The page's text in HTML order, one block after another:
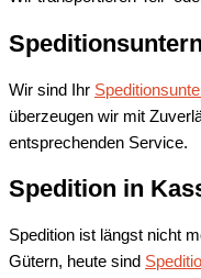
Wir sind Ihr
überzeugen wir mit
entsprechenden Service.
Spedition in
Spedition ist längst nicht
Gütern, heute sind